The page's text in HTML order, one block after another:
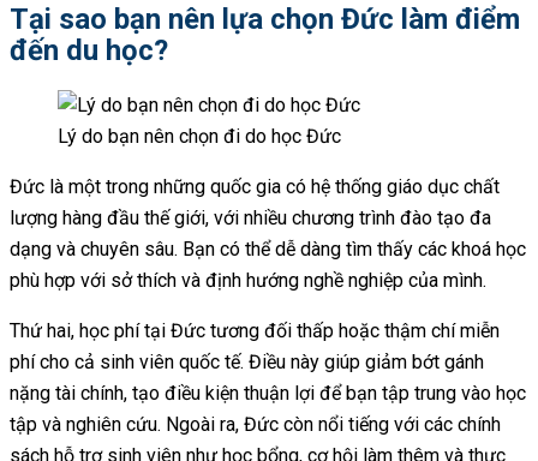
Tại sao bạn nên lựa chọn Đức làm điểm
đến du học?
Lý do bạn nên chọn đi do học Đức
Đức là một trong những quốc gia có hệ thống giáo dục chất
lượng hàng đầu thế giới, với nhiều chương trình đào tạo đa
dạng và chuyên sâu. Bạn có thể dễ dàng tìm thấy các khoá học
phù hợp với sở thích và định hướng nghề nghiệp của mình.
Thứ hai, học phí tại Đức tương đối thấp hoặc thậm chí miễn
phí cho cả sinh viên quốc tế. Điều này giúp giảm bớt gánh
nặng tài chính, tạo điều kiện thuận lợi để bạn tập trung vào học
tập và nghiên cứu. Ngoài ra, Đức còn nổi tiếng với các chính
sách hỗ trợ sinh viên như học bổng, cơ hội làm thêm và thực